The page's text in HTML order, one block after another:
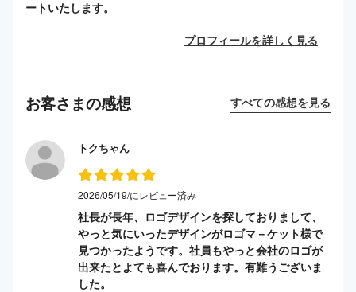
ートいたします。
プロフィールを詳しく見る
お客さまの感想 すべての感想を見る
トクちゃん
2026/05/19/にレビュー済み
社長が長年、ロゴデザインを探しておりまして、
やっと気にいったデザインがロゴマ－ケット様で
見つかったようです。社員もやっと会社のロゴが
出来たとよても喜んでおります。有難うございま
した。